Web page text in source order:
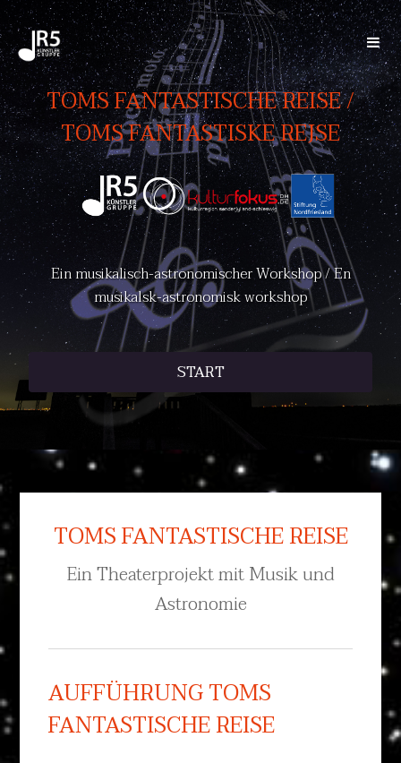
TOMS FANTASTISCHE REISE /
TOMS FANTASTISKE REJSE
Ein musikalisch-astronomischer Workshop / En
musikalsk-astronomisk workshop
START
TOMS FANTASTISCHE REISE
Ein Theaterprojekt mit Musik und
Astronomie
AUFFÜHRUNG TOMS
FANTASTISCHE REISE